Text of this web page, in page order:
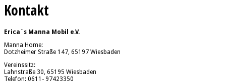
Kontakt
Erica´s Manna Mobil e.V.
Manna Home:
Dotzheimer Straße 147, 65197 Wiesbaden
Vereinssitz:
Lahnstraße 30, 65195 Wiesbaden
Telefon: 0611- 97423350